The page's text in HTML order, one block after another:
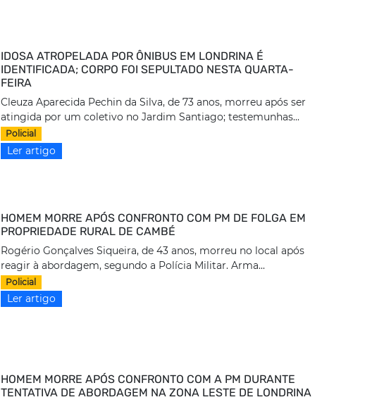
IDOSA ATROPELADA POR ÔNIBUS EM LONDRINA É
IDENTIFICADA; CORPO FOI SEPULTADO NESTA QUARTA-
FEIRA
Cleuza Aparecida Pechin da Silva, de 73 anos, morreu após ser
atingida por um coletivo no Jardim Santiago; testemunhas...
Policial
Ler artigo
HOMEM MORRE APÓS CONFRONTO COM PM DE FOLGA EM
PROPRIEDADE RURAL DE CAMBÉ
Rogério Gonçalves Siqueira, de 43 anos, morreu no local após
reagir à abordagem, segundo a Polícia Militar. Arma...
Policial
Ler artigo
HOMEM MORRE APÓS CONFRONTO COM A PM DURANTE
TENTATIVA DE ABORDAGEM NA ZONA LESTE DE LONDRINA